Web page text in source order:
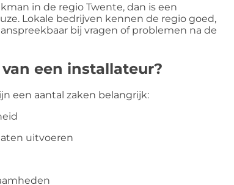
in de regio Twente, dan is een
Lokale bedrijven kennen de regio goed,
bij vragen of problemen na de
een installateur?
een aantal zaken belangrijk:
uitvoeren